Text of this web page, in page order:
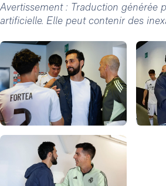
Avertissement : Traduction générée
artificielle. Elle peut contenir des